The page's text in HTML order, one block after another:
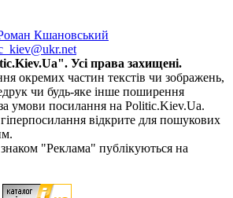
Кшановський
Усі права захищені.
окремих частин текстів чи зображень,
чи будь-яке інше поширення
умови посилання на Politic.Kiev.Ua.
відкрите для пошукових
знаком "Реклама" публікуються на